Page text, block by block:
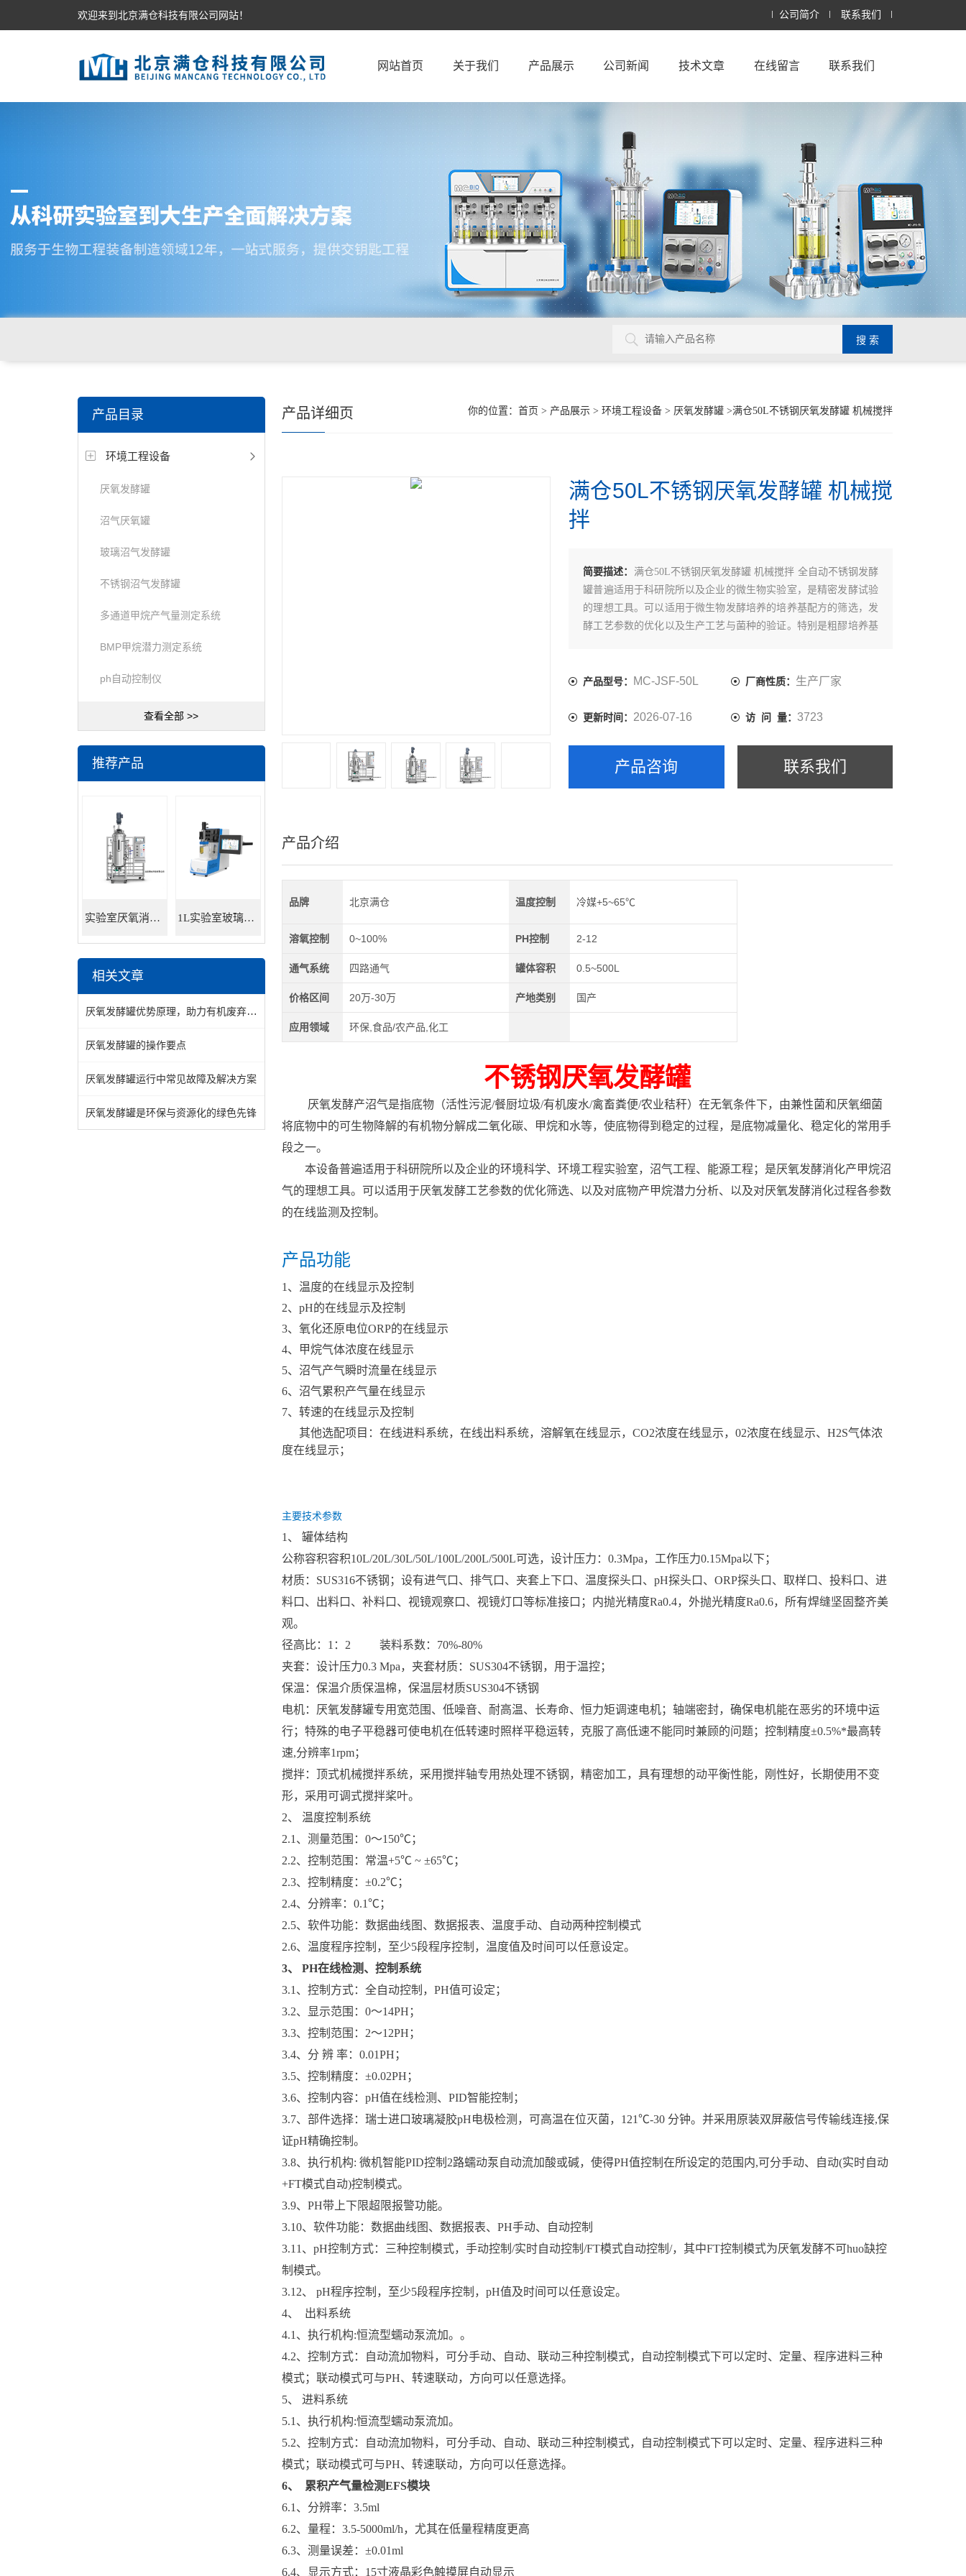
欢迎来到北京满仓科技有限公司网站！ 公司简介 联系我们
网站首页 关于我们 产品展示 公司新闻 技术文章 在线留言 联系我们
产品目录
环境工程设备
厌氧发酵罐
沼气厌氧罐
玻璃沼气发酵罐
不锈钢沼气发酵罐
多通道甲烷产气量测定系统
BMP甲烷潜力测定系统
ph自动控制仪
查看全部 >>
推荐产品
实验室厌氧消化罐 餐厨垃圾沼气发酵 1L实验室玻璃发酵罐
相关文章
厌氧发酵罐优势原理，助力有机废弃物处理
厌氧发酵罐的操作要点
厌氧发酵罐运行中常见故障及解决方案
厌氧发酵罐是环保与资源化的绿色先锋
你的位置： 首页 > 产品展示 > 环境工程设备 > 厌氧发酵罐 >满仓50L不锈钢厌氧发酵罐 机械搅拌
产品详细页
满仓50L不锈钢厌氧发酵罐 机械搅
拌
简要描述： 满仓50L不锈钢厌氧发酵罐 机械搅拌 全自动不锈钢发酵
罐普遍适用于科研院所以及企业的微生物实验室，是精密发酵试验
的理想工具。可以适用于微生物发酵培养的培养基配方的筛选，发
酵工艺参数的优化以及生产工艺与菌种的验证。特别是粗醪培养基
产品型号： MC-JSF-50L 厂商性质： 生产厂家
更新时间： 2026-07-16 访 问 量： 3723
产品咨询 联系我们
产品介绍
品牌 北京满仓 温度控制 冷媒+5~65℃
溶氧控制 0~100% PH控制 2-12
通气系统 四路通气 罐体容积 0.5~500L
价格区间 20万-30万 产地类别 国产
应用领域 环保,食品/农产品,化工
不锈钢厌氧发酵罐
厌氧发酵产沼气是指底物（活性污泥/餐厨垃圾/有机废水/禽畜粪便/农业秸秆）在无氧条件下，由兼性菌和厌氧细菌
将底物中的可生物降解的有机物分解成二氧化碳、甲烷和水等，使底物得到稳定的过程，是底物减量化、稳定化的常用手
段之一。
本设备普遍适用于科研院所以及企业的环境科学、环境工程实验室，沼气工程、能源工程；是厌氧发酵消化产甲烷沼
气的理想工具。可以适用于厌氧发酵工艺参数的优化筛选、以及对底物产甲烷潜力分析、以及对厌氧发酵消化过程各参数
的在线监测及控制。
产品功能
1、温度的在线显示及控制
2、pH的在线显示及控制
3、氧化还原电位ORP的在线显示
4、甲烷气体浓度在线显示
5、沼气产气瞬时流量在线显示
6、沼气累积产气量在线显示
7、转速的在线显示及控制
其他选配项目：在线进料系统，在线出料系统，溶解氧在线显示，CO2浓度在线显示，02浓度在线显示、H2S气体浓
度在线显示；
主要技术参数
1、 罐体结构
公称容积容积10L/20L/30L/50L/100L/200L/500L可选，设计压力：0.3Mpa，工作压力0.15Mpa以下；
材质：SUS316不锈钢；设有进气口、排气口、夹套上下口、温度探头口、pH探头口、ORP探头口、取样口、投料口、进
料口、出料口、补料口、视镜观察口、视镜灯口等标准接口；内抛光精度Ra0.4，外抛光精度Ra0.6，所有焊缝坚固整齐美
观。
径高比：1：2 装料系数：70%-80%
夹套：设计压力0.3 Mpa，夹套材质：SUS304不锈钢，用于温控；
保温：保温介质保温棉，保温层材质SUS304不锈钢
电机：厌氧发酵罐专用宽范围、低噪音、耐高温、长寿命、恒力矩调速电机；轴端密封，确保电机能在恶劣的环境中运
行；特殊的电子平稳器可使电机在低转速时照样平稳运转，克服了高低速不能同时兼顾的问题；控制精度±0.5%*最高转
速,分辨率1rpm；
搅拌：顶式机械搅拌系统，采用搅拌轴专用热处理不锈钢，精密加工，具有理想的动平衡性能，刚性好，长期使用不变
形，采用可调式搅拌桨叶。
2、 温度控制系统
2.1、测量范围：0～150℃；
2.2、控制范围：常温+5℃ ~ ±65℃；
2.3、控制精度：±0.2℃；
2.4、分辨率：0.1℃；
2.5、软件功能：数据曲线图、数据报表、温度手动、自动两种控制模式
2.6、温度程序控制，至少5段程序控制，温度值及时间可以任意设定。
3、 PH在线检测、控制系统
3.1、控制方式：全自动控制，PH值可设定；
3.2、显示范围：0～14PH；
3.3、控制范围：2～12PH；
3.4、分 辨 率：0.01PH；
3.5、控制精度：±0.02PH；
3.6、控制内容：pH值在线检测、PID智能控制；
3.7、部件选择：瑞士进口玻璃凝胶pH电极检测，可高温在位灭菌，121℃-30 分钟。并采用原装双屏蔽信号传输线连接,保
证pH精确控制。
3.8、执行机构: 微机智能PID控制2路蠕动泵自动流加酸或碱，使得PH值控制在所设定的范围内,可分手动、自动(实时自动
+FT模式自动)控制模式。
3.9、PH带上下限超限报警功能。
3.10、软件功能：数据曲线图、数据报表、PH手动、自动控制
3.11、pH控制方式：三种控制模式，手动控制/实时自动控制/FT模式自动控制/，其中FT控制模式为厌氧发酵不可huo缺控
制模式。
3.12、 pH程序控制，至少5段程序控制，pH值及时间可以任意设定。
4、 出料系统
4.1、执行机构:恒流型蠕动泵流加。。
4.2、控制方式：自动流加物料，可分手动、自动、联动三种控制模式，自动控制模式下可以定时、定量、程序进料三种
模式；联动模式可与PH、转速联动，方向可以任意选择。
5、 进料系统
5.1、执行机构:恒流型蠕动泵流加。
5.2、控制方式：自动流加物料，可分手动、自动、联动三种控制模式，自动控制模式下可以定时、定量、程序进料三种
模式；联动模式可与PH、转速联动，方向可以任意选择。
6、 累积产气量检测EFS模块
6.1、分辨率：3.5ml
6.2、量程：3.5-5000ml/h，尤其在低量程精度更高
6.3、测量误差：±0.01ml
6.4、显示方式：15寸液晶彩色触摸屏自动显示